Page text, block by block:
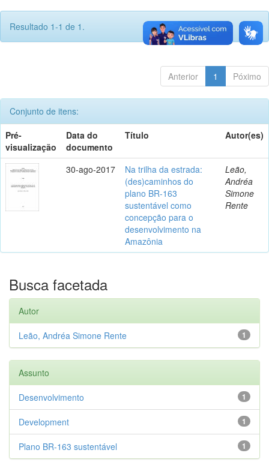
Resultado 1-1 de 1.
Anterior 1 Póximo
Conjunto de itens:
Pré-
visualização
Data do
documento
Título Autor(es)
30-ago-2017
Na trilha da estrada:
(des)caminhos do
plano BR-163
sustentável como
concepção para o
desenvolvimento na
Amazônia
Leão,
Andréa
Simone
Rente
Busca facetada
Autor
1
Leão, Andréa Simone Rente
Assunto
1
Desenvolvimento
1
Development
1
Plano BR-163 sustentável